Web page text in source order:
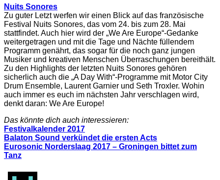
Nuits Sonores
Zu guter Letzt werfen wir einen Blick auf das französische
Festival Nuits Sonores, das vom 24. bis zum 28. Mai
stattfindet. Auch hier wird der „We Are Europe“-Gedanke
weitergetragen und mit die Tage und Nächte füllendem
Programm genährt, das sogar für die noch ganz jungen
Musiker und kreativen Menschen Überraschungen bereithält.
Zu den Highlights der letzten Nuits Sonores gehören
sicherlich auch die „A Day With“-Programme mit Motor City
Drum Ensemble, Laurent Garnier und Seth Troxler. Wohin
auch immer es euch im nächsten Jahr verschlagen wird,
denkt daran: We Are Europe!
Das könnte dich auch interessieren:
Festivalkalender 2017
Balaton Sound verkündet die ersten Acts
Eurosonic Norderslaag 2017 – Groningen bittet zum
Tanz